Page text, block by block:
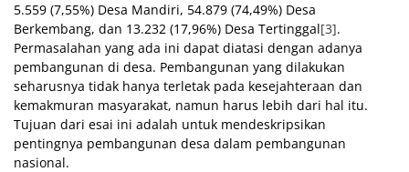
5.559 (7,55%) Desa Mandiri, 54.879 (74,49%) Desa
Berkembang, dan 13.232 (17,96%) Desa Tertinggal[3].
Permasalahan yang ada ini dapat diatasi dengan adanya
pembangunan di desa. Pembangunan yang dilakukan
seharusnya tidak hanya terletak pada kesejahteraan dan
kemakmuran masyarakat, namun harus lebih dari hal itu.
Tujuan dari esai ini adalah untuk mendeskripsikan
pentingnya pembangunan desa dalam pembangunan
nasional.